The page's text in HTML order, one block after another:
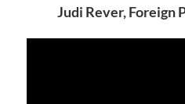
Judi Rever, Foreign